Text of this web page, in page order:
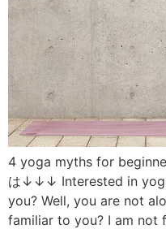
4 yoga myths for
は↓↓↓ Interested in
you? Well, you are not
familiar to you? I am not